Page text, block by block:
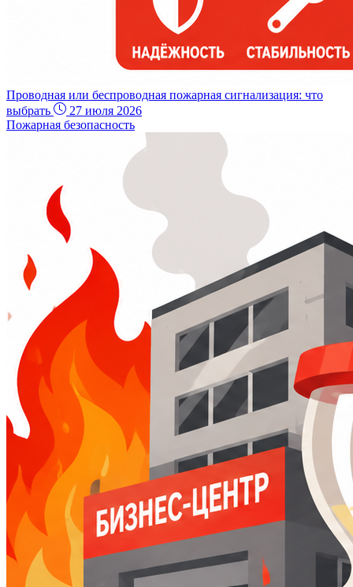
Проводная или беспроводная пожарная сигнализация: что
выбрать
27 июля 2026
Пожарная безопасность